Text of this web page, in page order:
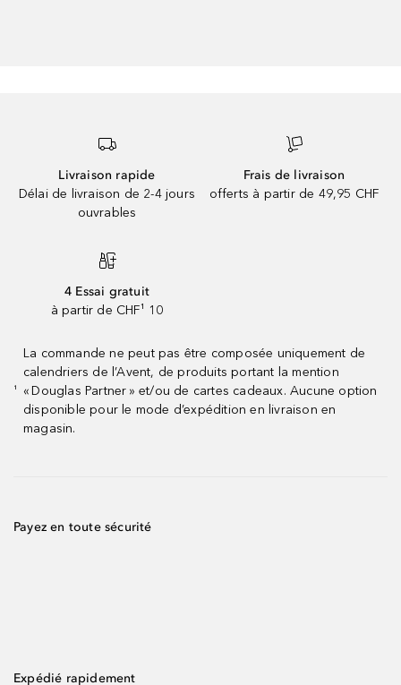
Livraison rapide
Délai de livraison de 2-4 jours
ouvrables
Frais de livraison
offerts à partir de 49,95 CHF
4 Essai gratuit
à partir de CHF¹ 10
¹
La commande ne peut pas être composée uniquement de
calendriers de l’Avent, de produits portant la mention
« Douglas Partner » et/ou de cartes cadeaux. Aucune option
disponible pour le mode d’expédition en livraison en
magasin.
Payez en toute sécurité
Expédié rapidement